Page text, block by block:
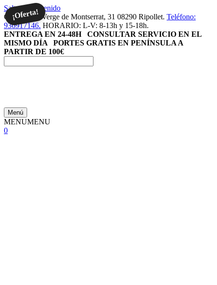
Saltar al contenido
Carrer de la Verge de Montserrat, 31 08290 Ripollet. Teléfono:
936917146. HORARIO: L-V: 8-13h y 15-18h.
ENTREGA EN 24-48H CONSULTAR SERVICIO EN EL
MISMO DÍA PORTES GRATIS EN PENÍNSULA A
PARTIR DE 100€
Menú
MENUMENU
0
¡Oferta!